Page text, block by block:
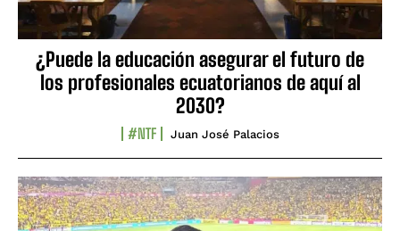
¿Puede la educación asegurar el futuro de
los profesionales ecuatorianos de aquí al
2030?
#NTF Juan José Palacios